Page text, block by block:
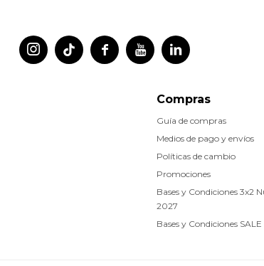
 
 
Compras
Guía de compras
Medios de pago y envíos
Políticas de cambio
Promociones
Bases y Condiciones 3x2
2027
Bases y Condiciones SALE